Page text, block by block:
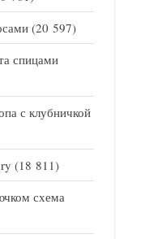
(20 597)
спицами
с клубничкой
(18 811)
схема